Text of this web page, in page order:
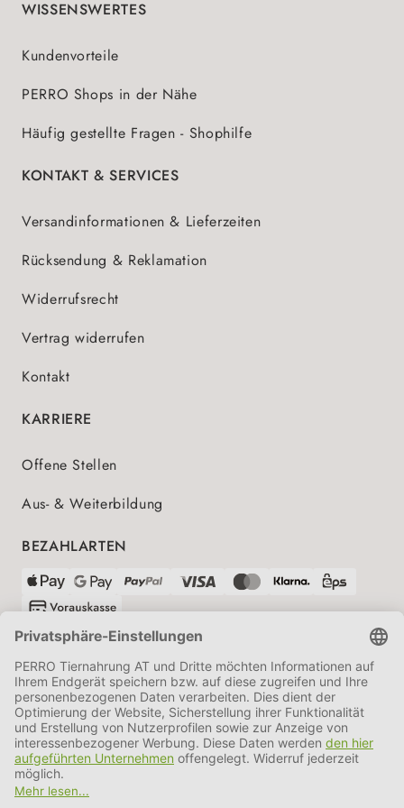
WISSENSWERTES
Kundenvorteile
PERRO Shops in der Nähe
Häufig gestellte Fragen - Shophilfe
KONTAKT & SERVICES
Versandinformationen & Lieferzeiten
Rücksendung & Reklamation
Widerrufsrecht
Vertrag widerrufen
Kontakt
KARRIERE
Offene Stellen
Aus- & Weiterbildung
BEZAHLARTEN
VERSANDPARTNER